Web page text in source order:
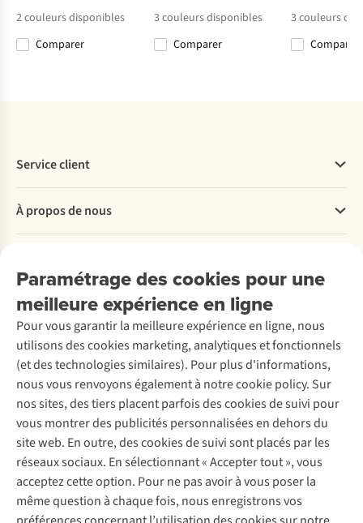
2couleurs disponibles
Comparer
3couleurs disponibles
%
Comparer
3couleurs
Comparer
Paramétrage des cookies pour une
meilleure expérience en ligne
Pour vous garantir la meilleure expérience en ligne, nous
utilisons des cookies marketing, analytiques et fonctionnels
(et des technologies similaires). Pour plus d'informations,
nous vous renvoyons également à notre cookie policy. Sur
nos sites, des tiers placent parfois des cookies de suivi pour
vous montrer des publicités personnalisées en dehors du
site web. En outre, des cookies de suivi sont placés par les
réseaux sociaux. En sélectionnant « Accepter tout », vous
acceptez cette option. Pour ne pas avoir à vous poser la
même question à chaque fois, nous enregistrons vos
Service client
Commander
Payer
Retourner
Rétractation d'une commande
Entretien & réparations
Garantie
Contactez-nous
À propos de nous
Entreprise responsable
À propos d’Ayacucho
Nos magasins
À propos d’A.S.Adventure
Déclaration d'accessibilité
Location / Location sports d’hiver
Seconde-main
Entretien de ski
Service de lavage
Entretien de chaussures
Réparation de chaussures
Réparation de vêtements
Retouches
Pour les entreprises
Découvrez
A.S.Magazine
Explore Camp
Expertise & conseils
Abonnez-vous à la newsletter
Suivez-nous